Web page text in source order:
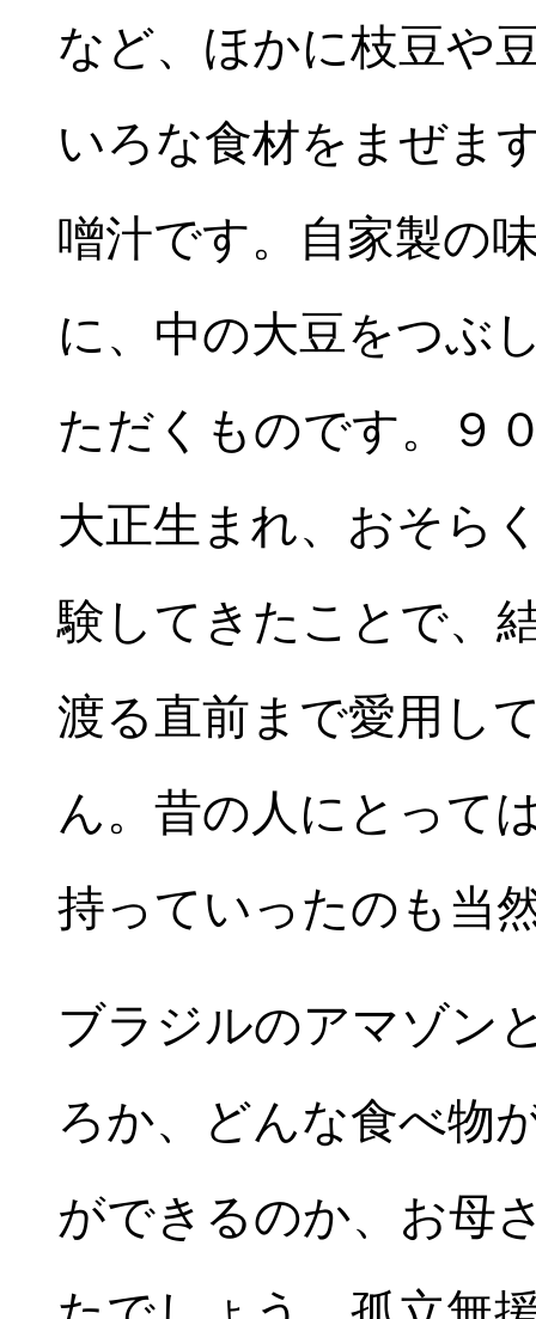
など、ほかに枝豆や
いろな食材をまぜま
噌汁です。自家製の
に、中の大豆をつぶ
ただくものです。９
大正生まれ、おそら
験してきたことで、
渡る直前まで愛用し
ん。昔の人にとって
持っていったのも当
ブラジルのアマゾン
ろか、どんな食べ物
ができるのか、お母